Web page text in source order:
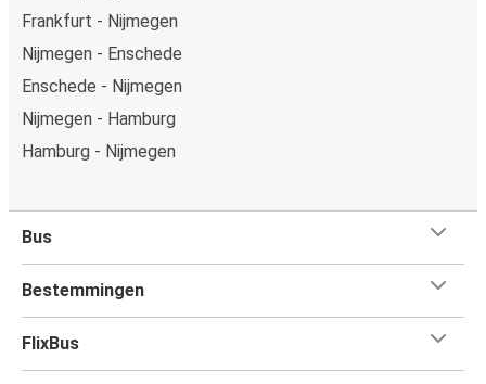
Frankfurt - Nijmegen
Nijmegen - Enschede
Enschede - Nijmegen
Nijmegen - Hamburg
Hamburg - Nijmegen
Bus
Bestemmingen
FlixBus